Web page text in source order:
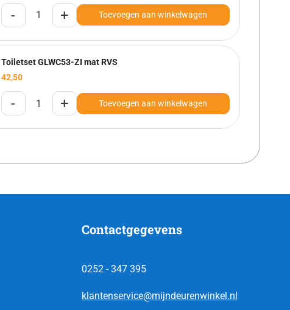
- + Toevoegen aan winkelwagen
Toiletset GLWC53-ZI mat RVS
42,50
- + Toevoegen aan winkelwagen
Contactgegevens
0252 - 347 395
klantenservice@mijndeurenwinkel.nl